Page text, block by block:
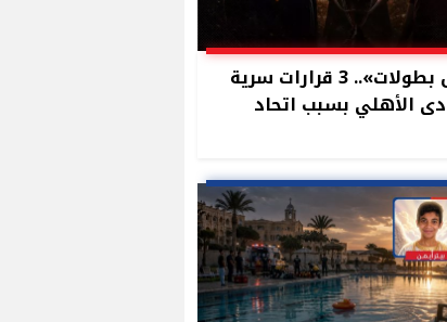
«مفيش بطولات».. 3 قرارات سرية
الأهلي بسبب اتحاد